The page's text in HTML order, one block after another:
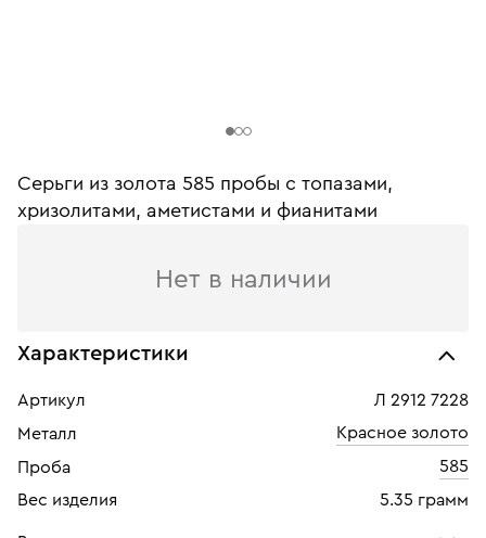
Серьги из золота 585 пробы c топазами,
хризолитами, аметистами и фианитами
Нет в наличии
Характеристики
Артикул
Л 2912 7228
Металл
Красное золото
Проба
585
Вес изделия
5.35 грамм